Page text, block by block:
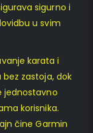
sigurno i
u svim
karata i
zastoja, dok
jednostavno
korisnika.
čine Garmin